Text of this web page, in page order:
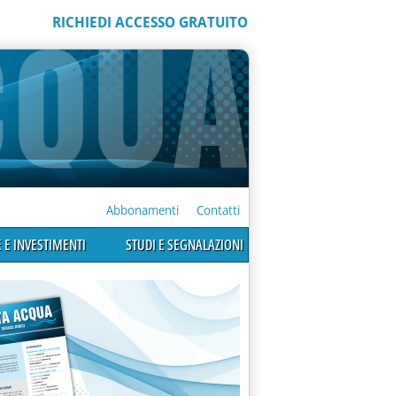
RICHIEDI ACCESSO GRATUITO
Abbonamenti Contatti
E INVESTIMENTI STUDI E SEGNALAZIONI